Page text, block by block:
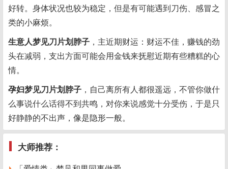
好转。身体状况也较为稳定，但是有可能遇到刀伤、感冒之
类的小麻烦。
生意人梦见刀片划脖子 ，主近期财运：财运不佳，赚钱的劲
头在减弱，支出方面可能会用金钱来抚慰近期有些糟糕的心
情。
孕妇梦见刀片划脖子 ，自己离所有人都很遥远，不管你做什
么事说什么话得不到共鸣，对你来说感觉十分受伤，于是只
好静静的不出声，像是隐形一般。
大师推荐：